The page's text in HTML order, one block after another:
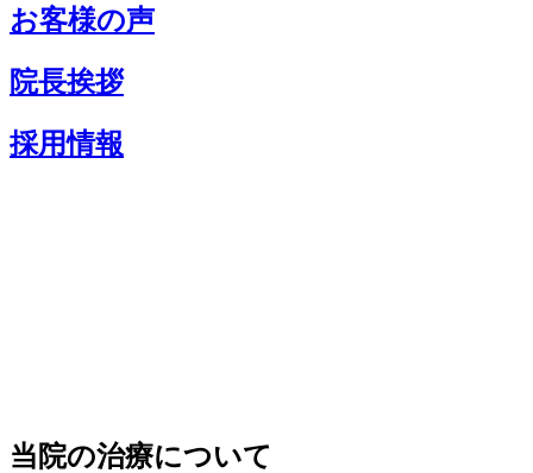
お客様の声
院長挨拶
採用情報
当院の治療について